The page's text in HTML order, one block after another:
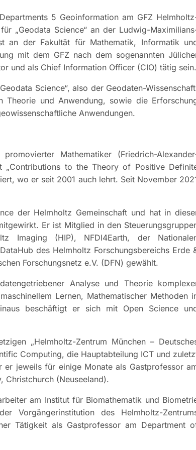
5 Geoinformation am GFZ
„Geodata Science“ an der Ludwig-
an der Fakultät für Mathematik, Informatik
mit dem GFZ nach dem sogenannten
und als Chief Information Officer (CIO) tätig sein.
Science“, also der Geodaten-
Theorie und Anwendung, sowie die
Anwendungen.
Mathematiker (Friedrich-
„Contributions to the Theory of Positive
wo er seit 2001 auch lehrt. Seit November
der Helmholtz Gemeinschaft und hat in
Er ist Mitglied in den
Imaging (HIP), NFDI4Earth, der
des Helmholtz Forschungsbereichs Erde
Forschungsnetz e.V. (DFN) gewählt.
Analyse und Theorie
Lernen, Mathematischer Methoden
beschäftigt er sich mit Open Science
„Helmholtz-Zentrum München –
Computing, die Hauptabteilung ICT und
jeweils für einige Monate als Gastprofessor
Christchurch (Neuseeland).
am Institut für Biomathematik und
Vorgängerinstitution des Helmholtz-
Tätigkeit als Gastprofessor am Department